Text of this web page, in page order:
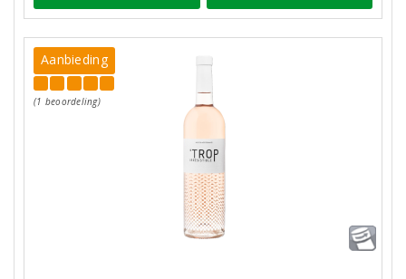
Aanbieding
(1 beoordeling)